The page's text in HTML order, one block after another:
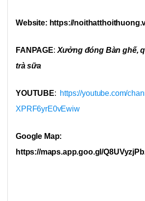
Website: https://
FANPAGE: Xưởng đóng Bàn ghế,
trà sữa
YOUTUBE: https://youtube.com/
XPRF6yrE0vEwiw
Google Map:
https://maps.app.goo.gl/